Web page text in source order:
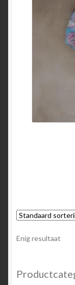
Enig resultaat